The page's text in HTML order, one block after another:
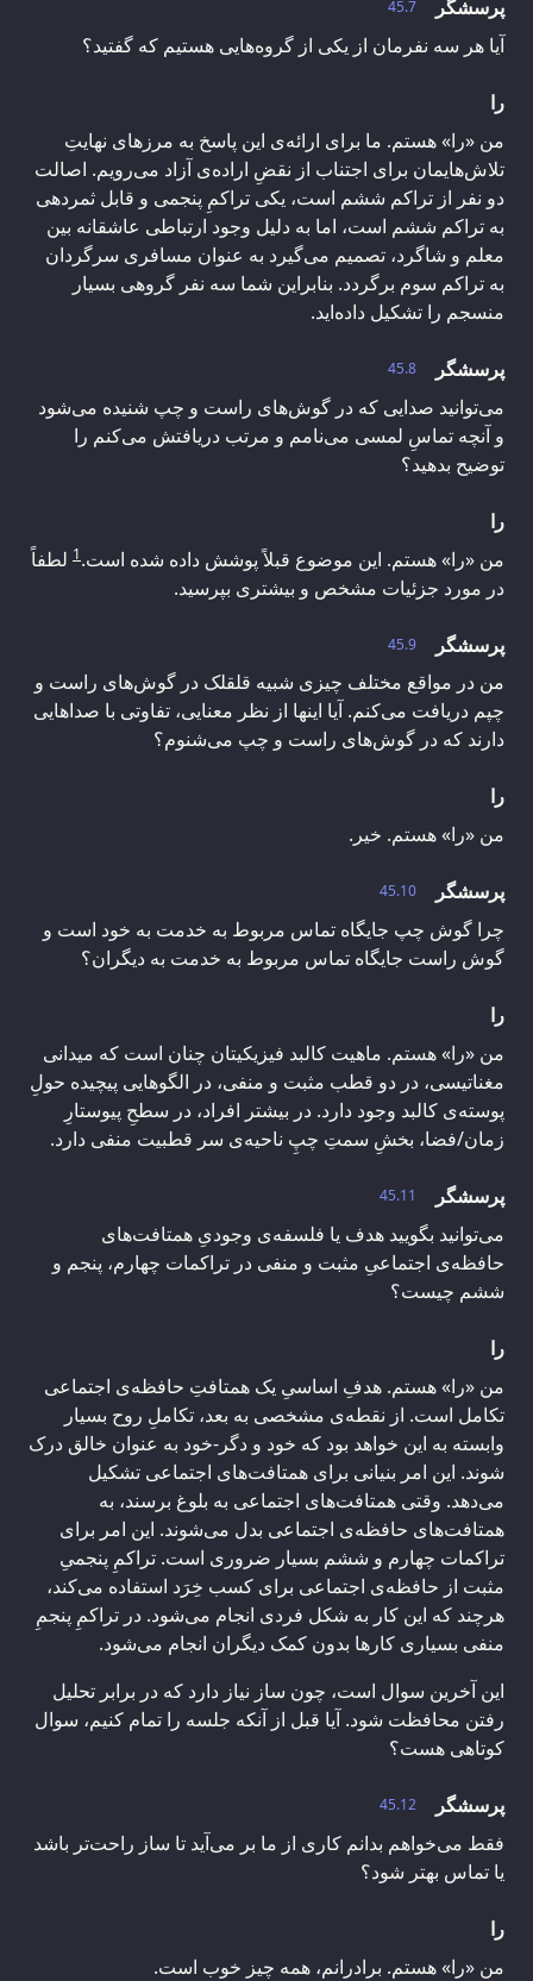
45.7
پرسشگر
آیا هر سه نفرمان از یکی از گروه‌هایی هستیم که گفتید؟
را
من «را» هستم. ما برای ارائه‌ی این پاسخ به مرزهای نهایتِ
تلاش‌هایمان برای اجتناب از نقضِ اراده‌ی آزاد می‌رویم. اصالت
دو نفر از تراکم ششم است، یکی تراکمِ پنجمی و قابل ثمردهی
به تراکم ششم است، اما به دلیل وجود ارتباطی عاشقانه بین
معلم و شاگرد، تصمیم می‌گیرد به عنوان مسافری سرگردان
به تراکم سوم برگردد. بنابراین شما سه نفر گروهی بسیار
منسجم را تشکیل داده‌اید.
45.8
پرسشگر
می‌توانید صدایی که در گوش‌های راست و چپ شنیده می‌شود
و آنچه تماسِ لمسی می‌نامم و مرتب دریافتش می‌کنم را
توضیح بدهید؟
را
من «را» هستم. این موضوع قبلاً پوشش داده شده است.1 لطفاً
در مورد جزئیات مشخص و بیشتری بپرسید.
45.9
پرسشگر
من در مواقع مختلف چیزی شبیه قلقلک در گوش‌های راست و
چپم دریافت می‌کنم. آیا اینها از نظر معنایی، تفاوتی با صداهایی
دارند که در گوش‌های راست و چپ می‌شنوم؟
را
من «را» هستم. خیر.
45.10
پرسشگر
چرا گوش چپ جایگاه تماس مربوط به خدمت به خود است و
گوش راست جایگاه تماس مربوط به خدمت به دیگران؟
را
من «را» هستم. ماهیت کالبد فیزیکیتان چنان است که میدانی
مغناتیسی، در دو قطب مثبت و منفی، در الگوهایی پیچیده حولِ
پوسته‌ی کالبد وجود دارد. در بیشتر افراد، در سطحِ پیوستارِ
زمان/فضا، بخشِ سمتِ چپِ ناحیه‌ی سر قطبیت منفی دارد.
45.11
پرسشگر
می‌توانید بگویید هدف یا فلسفه‌ی وجودیِ همتافت‌های
حافظه‌ی اجتماعیِ مثبت و منفی در تراکمات چهارم، پنجم و
ششم چیست؟
را
من «را» هستم. هدفِ اساسیِ یک همتافتِ حافظه‌ی اجتماعی
تکامل است. از نقطه‌ی مشخصی به بعد، تکاملِ روح بسیار
وابسته به این خواهد بود که خود و دگر-خود به عنوان خالق درک
شوند. این امر بنیانی برای همتافت‌های اجتماعی تشکیل
می‌دهد. وقتی همتافت‌های اجتماعی به بلوغ برسند، به
همتافت‌های حافظه‌ی اجتماعی بدل می‌شوند. این امر برای
تراکمات چهارم و ششم بسیار ضروری است. تراکمِ پنجمیِ
مثبت از حافظه‌ی اجتماعی برای کسب خِرَد استفاده می‌کند،
هرچند که این کار به شکل فردی انجام می‌شود. در تراکمِ پنجمِ
منفی بسیاری کارها بدون کمک دیگران انجام می‌شود.
این آخرین سوال است، چون ساز نیاز دارد که در برابر تحلیل
رفتن محافظت شود. آیا قبل از آنکه جلسه را تمام کنیم، سوال
کوتاهی هست؟
45.12
پرسشگر
فقط می‌خواهم بدانم کاری از ما بر می‌آید تا ساز راحت‌تر باشد
یا تماس بهتر شود؟
را
من «را» هستم. برادرانم، همه چیز خوب است.